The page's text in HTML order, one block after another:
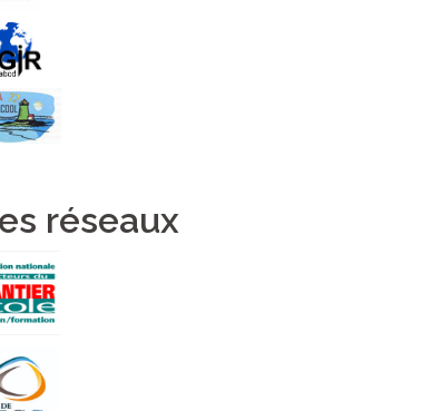
réseaux